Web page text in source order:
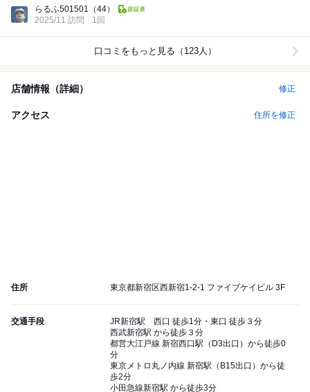
らるふ501501 （44）
2025/11 訪問
1回
口コミをもっと見る（123人）
店舗情報（詳細） 修正
アクセス 住所を修正
住所 東京都新宿区西新宿1-2-1 ファイブケイビル 3F
交通手段
JR新宿駅 西口 徒歩1分・東口 徒歩３分
西武新宿駅 から徒歩３分
都営大江戸線 新宿西口駅（D3出口）から徒歩0
分
東京メトロ丸ノ内線 新宿駅（B15出口）から徒
歩2分
小田急線新宿駅 から徒歩3分